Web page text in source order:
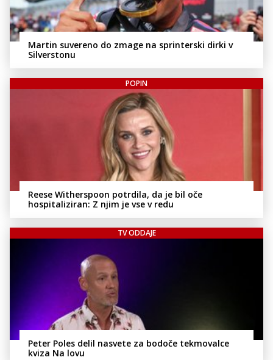
Martin suvereno do zmage na sprinterski dirki v
Silverstonu
POPIN
Reese Witherspoon potrdila, da je bil oče
hospitaliziran: Z njim je vse v redu
TV ODDAJE
Peter Poles delil nasvete za bodoče tekmovalce
kviza Na lovu